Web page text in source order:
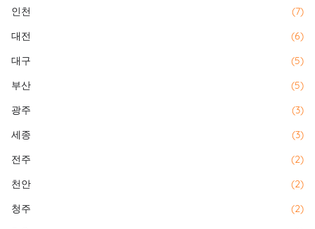
인천
(7)
대전
(6)
대구
(5)
부산
(5)
광주
(3)
세종
(3)
전주
(2)
천안
(2)
청주
(2)